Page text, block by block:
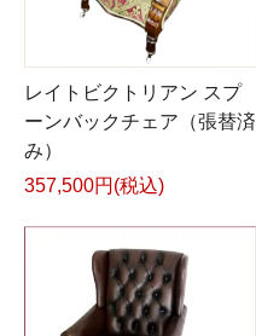
レイトビクトリアン スプ
ーンバックチェア（張替済
み）
357,500円(税込)